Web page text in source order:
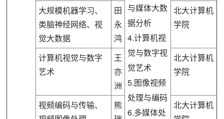
与媒体大数
据分析
4.计算机视
觉与数字视
觉艺术
5.图像视频
处理与编码
6.多媒体处
大规模机器学习、
类脑神经网络、视
觉大数据
田
永
鸿
北大计算机
学院
计算机视觉与数字
艺术
王
亦
洲
北大计算机
学院
视频编码与传输、
熊
北大计算机